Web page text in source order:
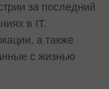
за последний
в IT.
а также
с жизнью